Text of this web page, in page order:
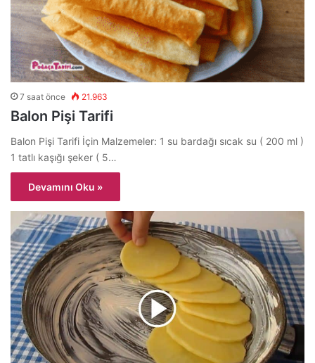
7 saat önce 21.963
Balon Pişi Tarifi
Balon Pişi Tarifi İçin Malzemeler: 1 su bardağı sıcak su ( 200 ml )
1 tatlı kaşığı şeker ( 5…
Devamını Oku »